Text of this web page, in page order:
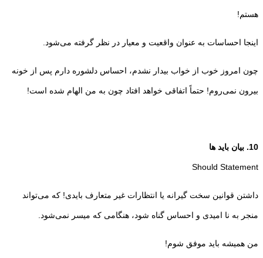
هستم!
اینجا احساسات به عنوان واقعیت و معیار در نظر گرفته می‌شود.
چون امروز خوب از خواب بیدار نشدم، احساس دلشوره دارم پس از خونه
بیرون نمی‌روم! حتماً اتفاقی خواهد افتاد چون به من الهام شده است!
10. بیان باید ها
Should Statement
داشتن قوانین سخت گیرانه یا انتظارات غیر متعارف بایدی! که می‌تواند
منجر به نا امیدی و احساس گناه شود، هنگامی که میسر نمی‌شود.
من همیشه باید موفق شوم!